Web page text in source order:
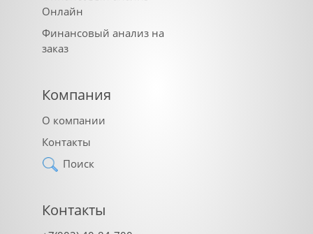
Онлайн
Финансовый анализ на
заказ
Компания
О компании
Контакты
Поиск
Контакты